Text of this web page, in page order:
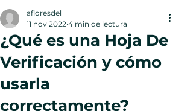
¿Qué es una Hoja De
Verificación y cómo
usarla
correctamente?
afloresdel
11 nov 2022 4 min de lectura